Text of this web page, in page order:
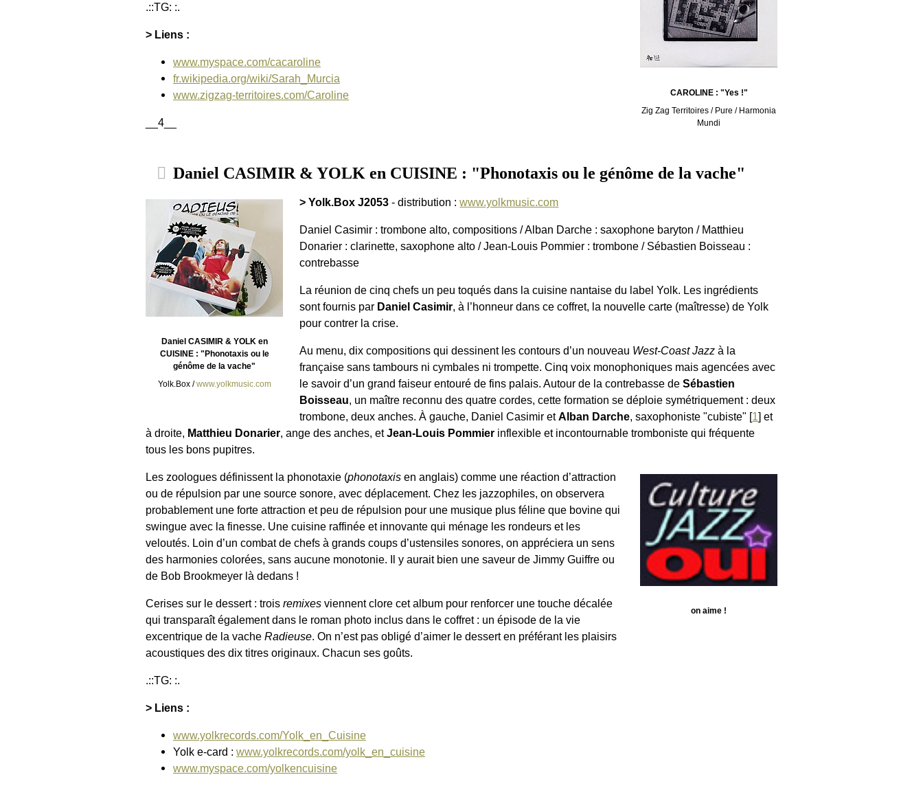
CAROLINE : "Yes !"
Zig Zag Territoires / Pure / Harmonia
Mundi
.::TG: :.
> Liens :
www.myspace.com/cacaroline
fr.wikipedia.org/wiki/Sarah_Murcia
www.zigzag-territoires.com/Caroline
__4__
Daniel CASIMIR & YOLK en CUISINE : "Phonotaxis ou le génôme de la vache"
Daniel CASIMIR & YOLK en
CUISINE : "Phonotaxis ou le
génôme de la vache"
Yolk.Box /www.yolkmusic.com
> Yolk.Box J2053 - distribution :www.yolkmusic.com
Daniel Casimir : trombone alto, compositions / Alban Darche : saxophone baryton / Matthieu
Donarier : clarinette, saxophone alto / Jean-Louis Pommier : trombone / Sébastien Boisseau :
contrebasse
La réunion de cinq chefs un peu toqués dans la cuisine nantaise du label Yolk. Les ingrédients
sont fournis par Daniel Casimir, à l’honneur dans ce coffret, la nouvelle carte (maîtresse) de Yolk
pour contrer la crise.
Au menu, dix compositions qui dessinent les contours d’un nouveau West-Coast Jazz à la
française sans tambours ni cymbales ni trompette. Cinq voix monophoniques mais agencées avec
le savoir d’un grand faiseur entouré de fins palais. Autour de la contrebasse deSébastien
Boisseau, un maître reconnu des quatre cordes, cette formation se déploie symétriquement : deux
trombone, deux anches. À gauche, Daniel Casimir etAlban Darche, saxophoniste "cubiste" [1] et
à droite, Matthieu Donarier, ange des anches, etJean-Louis Pommier inflexible et incontournable tromboniste qui fréquente
tous les bons pupitres.
on aime !
Les zoologues définissent la phonotaxie (phonotaxis en anglais) comme une réaction d’attraction
ou de répulsion par une source sonore, avec déplacement. Chez les jazzophiles, on observera
probablement une forte attraction et peu de répulsion pour une musique plus féline que bovine qui
swingue avec la finesse. Une cuisine raffinée et innovante qui ménage les rondeurs et les
veloutés. Loin d’un combat de chefs à grands coups d’ustensiles sonores, on appréciera un sens
des harmonies colorées, sans aucune monotonie. Il y aurait bien une saveur de Jimmy Guiffre ou
de Bob Brookmeyer là dedans !
Cerises sur le dessert : trois remixes viennent clore cet album pour renforcer une touche décalée
qui transparaît également dans le roman photo inclus dans le coffret : un épisode de la vie
excentrique de la vache Radieuse. On n’est pas obligé d’aimer le dessert en préférant les plaisirs
acoustiques des dix titres originaux. Chacun ses goûts.
.::TG: :.
> Liens :
www.yolkrecords.com/Yolk_en_Cuisine
Yolk e-card : www.yolkrecords.com/yolk_en_cuisine
www.myspace.com/yolkencuisine